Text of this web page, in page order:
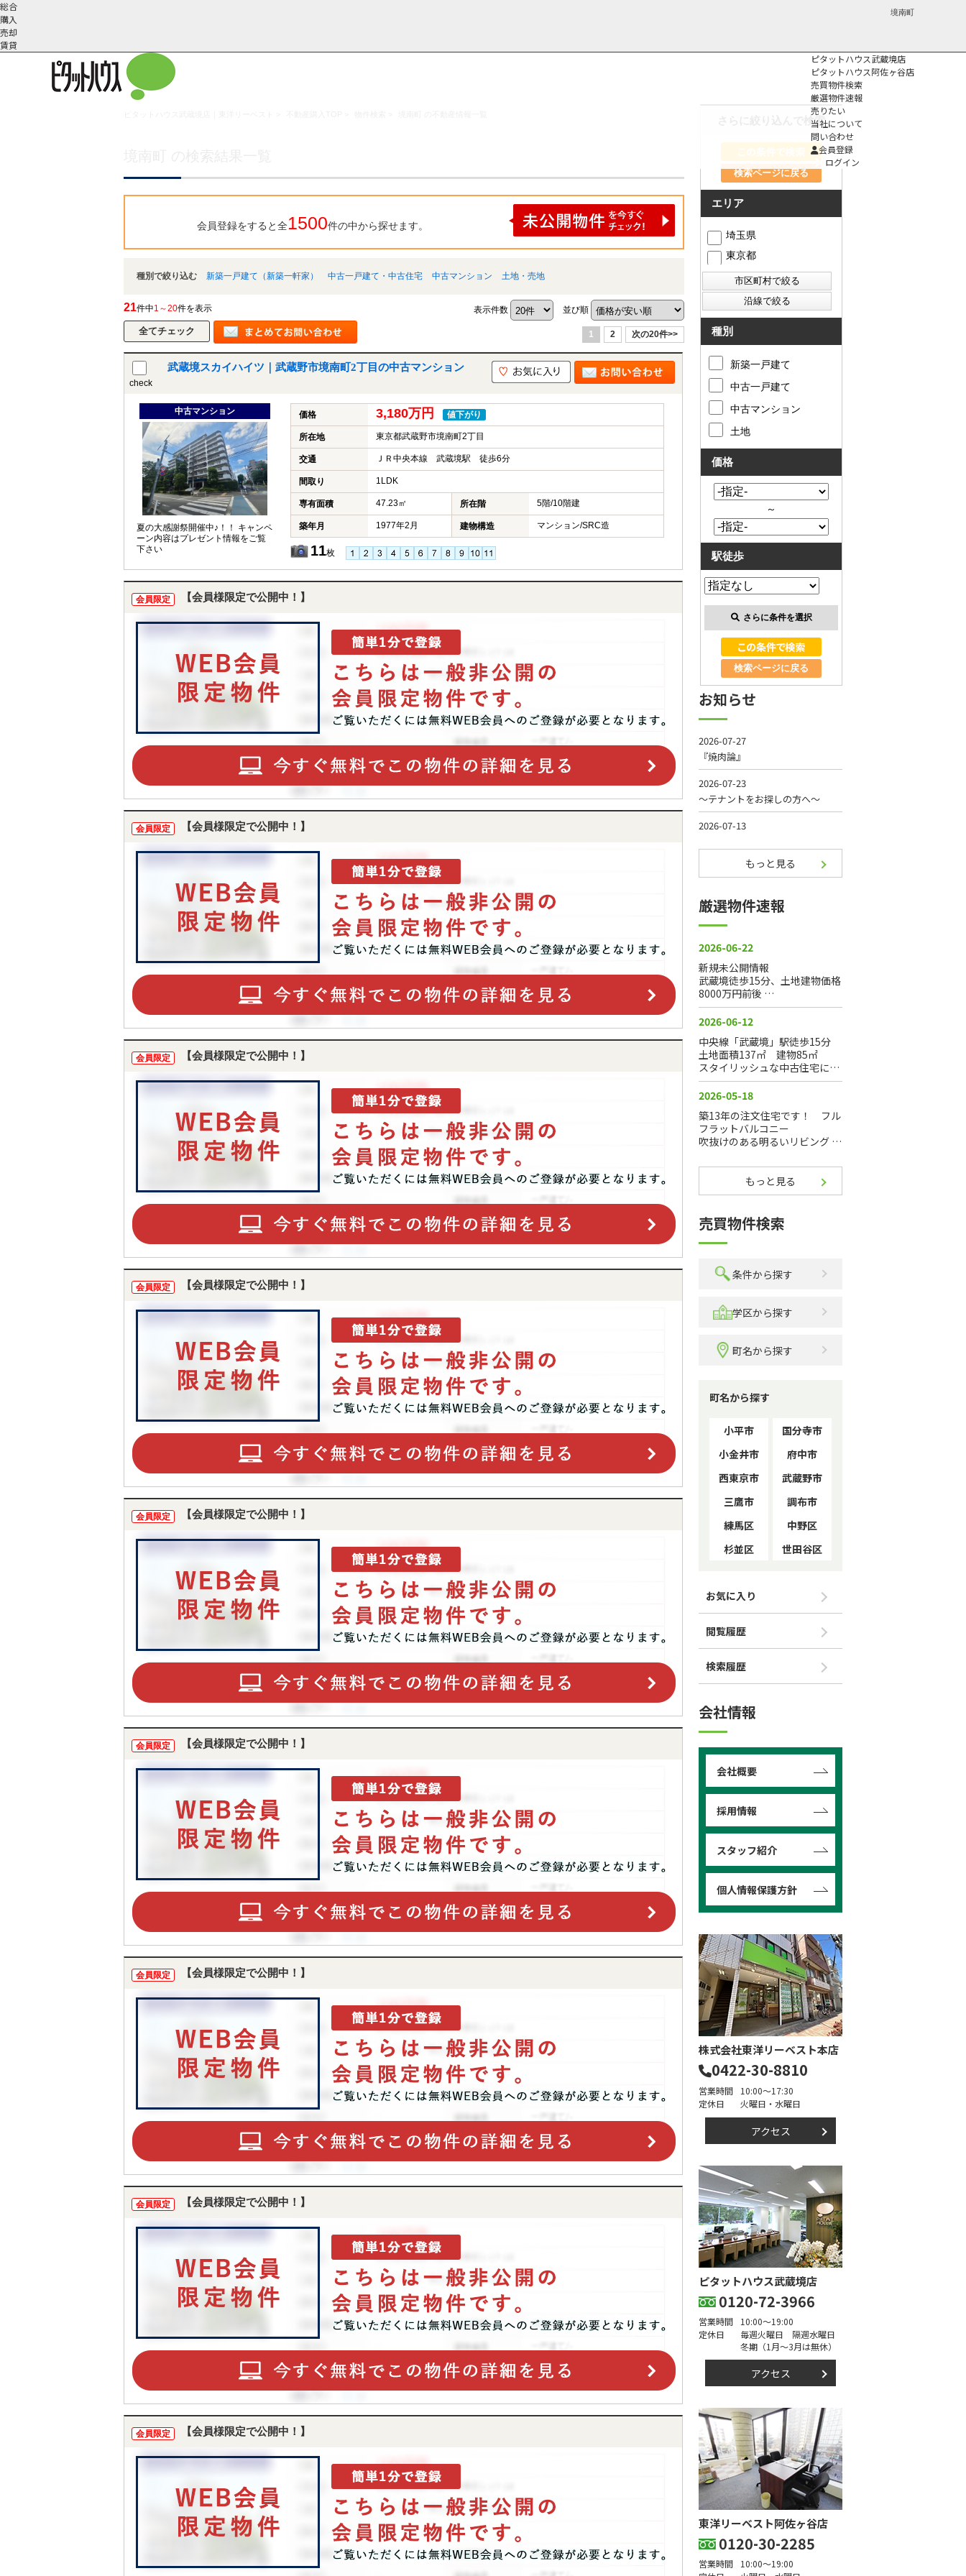
境南町
総合
購入
売却
賃貸
ピタットハウス武蔵境店
ピタットハウス阿佐ヶ谷店
売買物件検索
厳選物件速報
売りたい
当社について
問い合わせ
会員登録
ログイン
会員登録をすると全1500件の中から探せます。
種別で絞り込む 新築一戸建て（新築一軒家） 中古一戸建て・中古住宅 中古マンション 土地・売地
21件中1～20件を表示 表示件数 並び順
1 2 次の20件>>
check
武蔵境スカイハイツ｜武蔵野市境南町2丁目の中古マンション
中古マンション
夏の大感謝祭開催中♪！！ キャンペ
ーン内容はプレゼント情報をご覧
下さい
価格 3,180万円 値下がり
所在地 東京都武蔵野市境南町2丁目
交通 ＪＲ中央本線 武蔵境駅 徒歩6分
間取り 1LDK
専有面積 47.23㎡ 所在階 5階/10階建
築年月 1977年2月 建物構造 マンション/SRC造
11枚
会員限定 【会員様限定で公開中！】
会員限定 【会員様限定で公開中！】
会員限定 【会員様限定で公開中！】
会員限定 【会員様限定で公開中！】
会員限定 【会員様限定で公開中！】
会員限定 【会員様限定で公開中！】
会員限定 【会員様限定で公開中！】
会員限定 【会員様限定で公開中！】
会員限定 【会員様限定で公開中！】
さらに絞り込んで検索
検索ページに戻る
エリア
埼玉県
東京都
種別
新築一戸建て
中古一戸建て
中古マンション
土地
価格
～
駅徒歩
さらに条件を選択
検索ページに戻る
お知らせ
もっと見る
厳選物件速報
もっと見る
売買物件検索
条件から探す
学区から探す
町名から探す
町名から探す
小平市
国分寺市
小金井市
府中市
西東京市
武蔵野市
三鷹市
調布市
練馬区
中野区
杉並区
世田谷区
お気に入り
閲覧履歴
検索履歴
会社情報
会社概要
採用情報
スタッフ紹介
個人情報保護方針
株式会社東洋リーベスト本店
0422-30-8810
営業時間
10:00～17:30
定休日
火曜日・水曜日
アクセス
ピタットハウス武蔵境店
0120-72-3966
営業時間
10:00～19:00
定休日
毎週火曜日 隔週水曜日
冬期（1月～3月は無休）
アクセス
東洋リーベスト阿佐ヶ谷店
0120-30-2285
営業時間
10:00～19:00